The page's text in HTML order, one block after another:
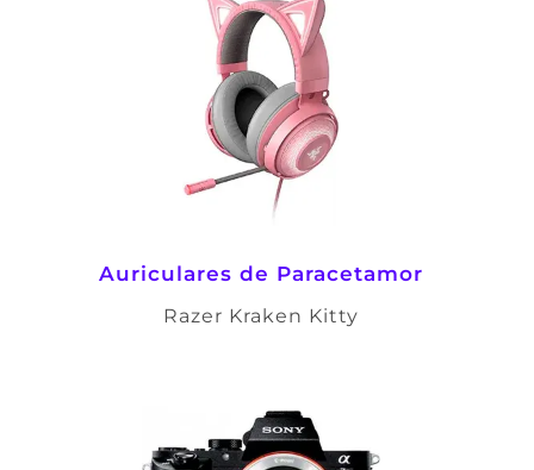
Auriculares de Paracetamor
Razer Kraken Kitty